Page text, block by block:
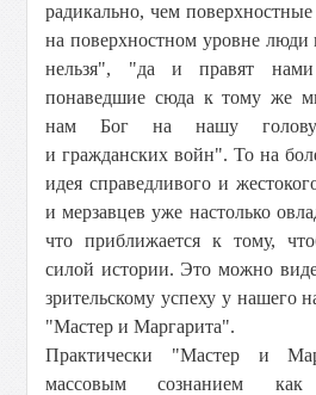
радикально, чем
на поверхностном уровне
нельзя", "да и правят
понаведшие сюда к тому же
нам Бог на нашу
и гражданских войн". То на
идея справедливого и
и мерзавцев уже настолько
что приближается к тому,
силой истории. Это можно
зрительскому успеху у нашего
"Мастер и Маргарита".
Практически "Мастер и
массовым сознанием